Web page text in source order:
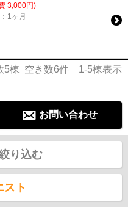
3,000円)
1ヶ月
5棟 空き数6件 1-5棟表示
お問い合わせ
り込む
スト